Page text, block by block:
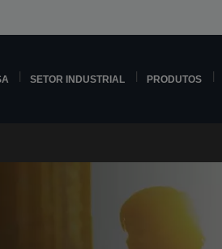
SETOR INDUSTRIAL PRODUTOS